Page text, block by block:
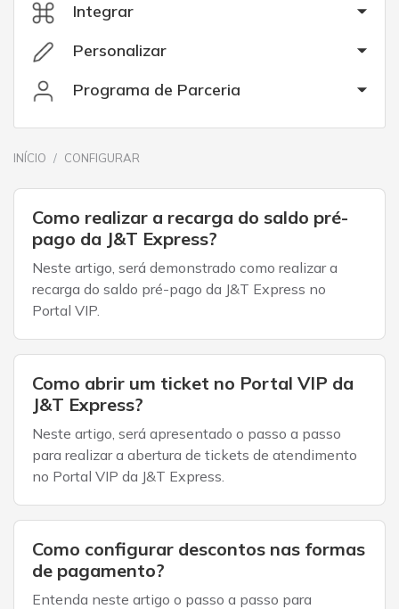
Integrar
Personalizar
Programa de Parceria
INÍCIO CONFIGURAR
Como realizar a recarga do saldo pré-
pago da J&T Express?
Neste artigo, será demonstrado como realizar a
recarga do saldo pré-pago da J&T Express no
Portal VIP.
Como abrir um ticket no Portal VIP da
J&T Express?
Neste artigo, será apresentado o passo a passo
para realizar a abertura de tickets de atendimento
no Portal VIP da J&T Express.
Como configurar descontos nas formas
de pagamento?
Entenda neste artigo o passo a passo para